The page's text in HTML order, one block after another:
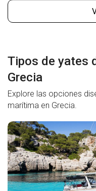
Tipos de yates
Grecia
Explore las opciones
marítima en Grecia.